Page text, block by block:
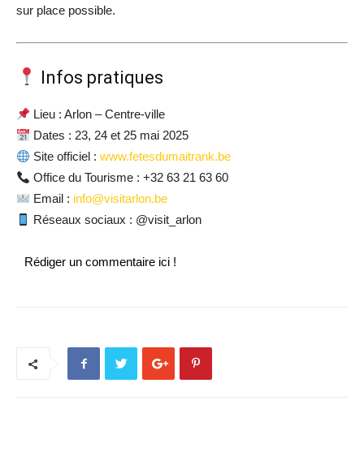
sur place possible.
Infos pratiques
Lieu : Arlon – Centre-ville
Dates : 23, 24 et 25 mai 2025
Site officiel :www.fetesdumaitrank.be
Office du Tourisme : +32 63 21 63 60
Email : info@visitarlon.be
Réseaux sociaux : @visit_arlon
Rédiger un commentaire ici !